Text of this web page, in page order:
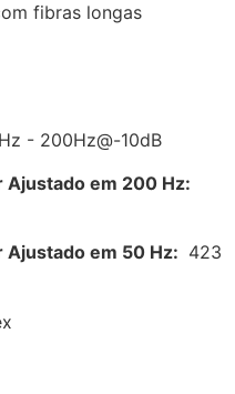
fibras longas
- 200Hz@-10dB
Ajustado em 200 Hz:
em 50 Hz: 423